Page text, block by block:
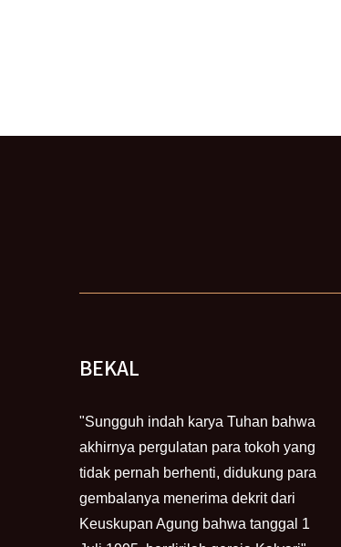
BEKAL
"Sungguh indah karya Tuhan bahwa
akhirnya pergulatan para tokoh yang
tidak pernah berhenti, didukung para
gembalanya menerima dekrit dari
Keuskupan Agung bahwa tanggal 1